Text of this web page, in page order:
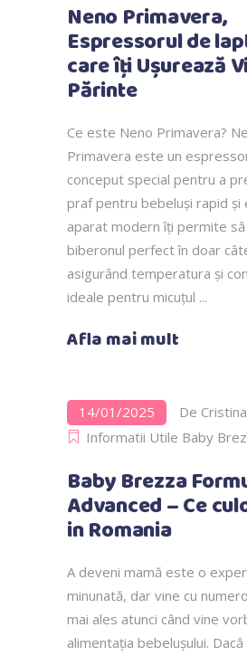
Neno Primavera,
Espressorul de
care îți Ușurează
Părinte
Ce este Neno Primavera?
Primavera este un
conceput special pentru a
praf pentru bebeluși rapid și
aparat modern îți permite
biberonul perfect în doar
asigurând temperatura și
ideale pentru micuțul
Afla mai mult
14/01/2025 De Cristina
Informatii Utile Baby
Baby Brezza
Advanced – Ce
in Romania
A deveni mamă este o
minunată, dar vine cu
mai ales atunci când vine
alimentația bebelușului.